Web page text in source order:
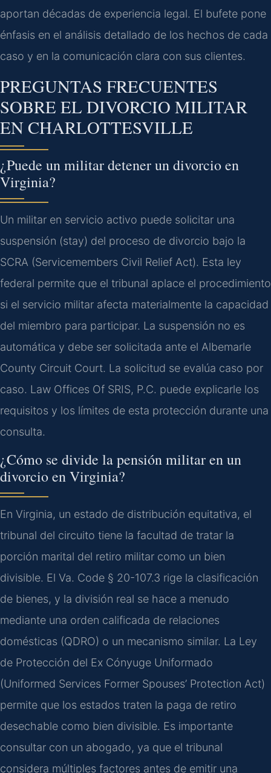
aportan décadas de experiencia legal. El bufete pone
énfasis en el análisis detallado de los hechos de cada
caso y en la comunicación clara con sus clientes.
PREGUNTAS FRECUENTES
SOBRE EL DIVORCIO MILITAR
EN CHARLOTTESVILLE
¿Puede un militar detener un divorcio en
Virginia?
Un militar en servicio activo puede solicitar una
suspensión (stay) del proceso de divorcio bajo la
SCRA (Servicemembers Civil Relief Act). Esta ley
federal permite que el tribunal aplace el procedimiento
si el servicio militar afecta materialmente la capacidad
del miembro para participar. La suspensión no es
automática y debe ser solicitada ante el Albemarle
County Circuit Court. La solicitud se evalúa caso por
caso. Law Offices Of SRIS, P.C. puede explicarle los
requisitos y los límites de esta protección durante una
consulta.
¿Cómo se divide la pensión militar en un
divorcio en Virginia?
En Virginia, un estado de distribución equitativa, el
tribunal del circuito tiene la facultad de tratar la
porción marital del retiro militar como un bien
divisible. El Va. Code § 20-107.3 rige la clasificación
de bienes, y la división real se hace a menudo
mediante una orden calificada de relaciones
domésticas (QDRO) o un mecanismo similar. La Ley
de Protección del Ex Cónyuge Uniformado
(Uniformed Services Former Spouses’ Protection Act)
permite que los estados traten la paga de retiro
desechable como bien divisible. Es importante
consultar con un abogado, ya que el tribunal
considera múltiples factores antes de emitir una